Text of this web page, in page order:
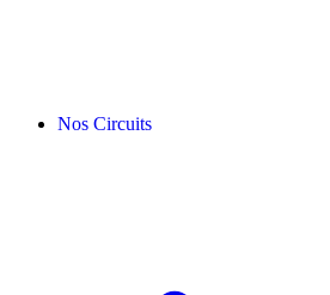
Nos Circuits